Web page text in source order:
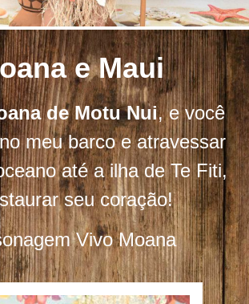
e Maui
de Motu Nui, e você
meu barco e atravessar
até a ilha de Te Fiti,
seu coração!
Vivo Moana